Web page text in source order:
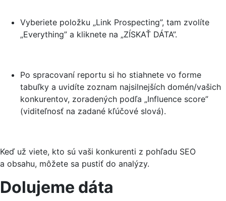
Vyberiete položku „Link Prospecting”, tam zvolíte
„Everything” a kliknete na „ZÍSKAŤ DÁTA”.
Po spracovaní reportu si ho stiahnete vo forme
tabuľky a uvidíte zoznam najsilnejších domén/vašich
konkurentov, zoradených podľa „Influence score”
(viditeľnosť na zadané kľúčové slová).
Keď už viete, kto sú vaši konkurenti z pohľadu SEO
a obsahu, môžete sa pustiť do analýzy.
Dolujeme dáta